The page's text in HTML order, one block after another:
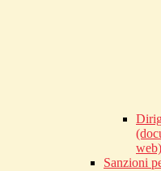
web)
Sanzioni